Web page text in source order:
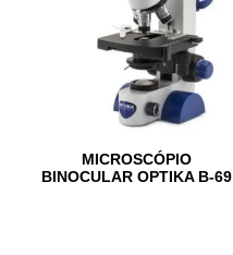
MICROSCÓPIO
BINOCULAR OPTIKA B-69